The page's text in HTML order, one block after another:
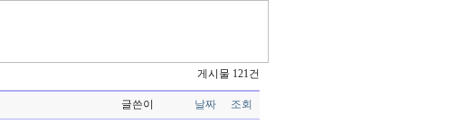
게시물 121건
글쓴이 날짜 조회